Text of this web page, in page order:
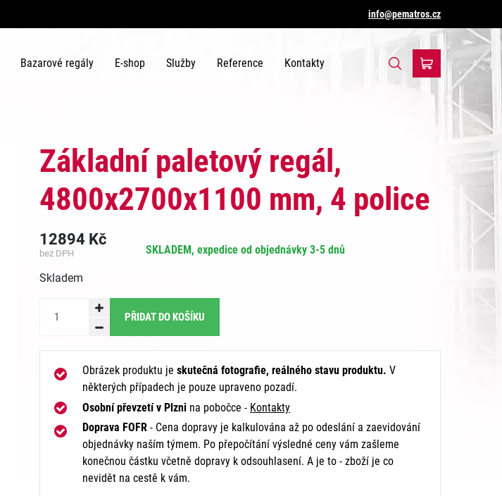
info@pematros.cz
Bazarové regály E-shop Služby Reference Kontakty
Základní paletový regál,
4800x2700x1100 mm, 4 police
12894 Kč
bez DPH SKLADEM, expedice od objednávky 3-5 dnů
Skladem
PŘIDAT DO KOŠÍKU
Obrázek produktu je skutečná fotografie, reálného stavu produktu. V
některých případech je pouze upraveno pozadí.
Osobní převzetí v Plzni na pobočce - Kontakty
Doprava FOFR - Cena dopravy je kalkulována až po odeslání a zaevidování
objednávky naším týmem. Po přepočítání výsledné ceny vám zašleme
konečnou částku včetně dopravy k odsouhlasení. A je to - zboží je co
nevidět na cestě k vám.